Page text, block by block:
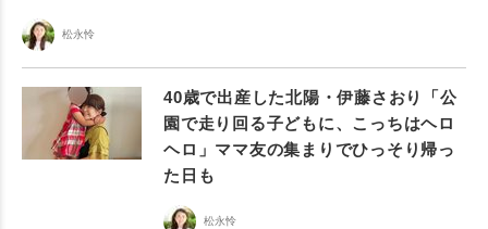
松永怜
40歳で出産した北陽・伊藤さおり「公
園で走り回る子どもに、こっちはヘロ
ヘロ」ママ友の集まりでひっそり帰っ
た日も
松永怜